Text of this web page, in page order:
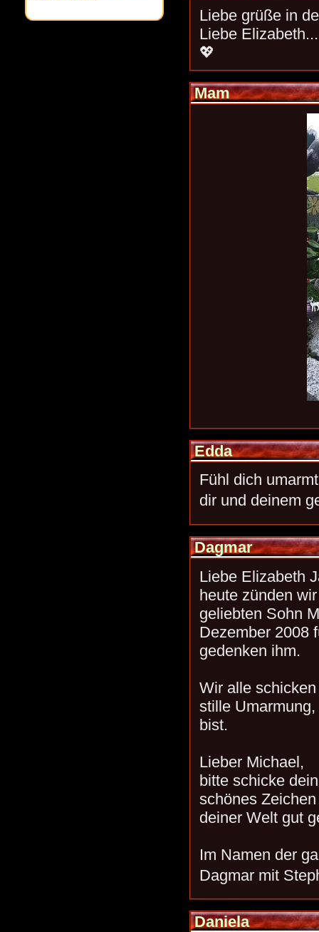
Liebe grüße in
Liebe
💖
Mam
Edda
Fühl dich
dir und deinem
Dagmar
Liebe Elizabeth
heute zünden
geliebten Sohn
Dezember 2008
gedenken ihm.
Wir alle
stille
bist.
Lieber Michael,
bitte schicke
schönes
deiner Welt gut
Im Namen der
Dagmar mit
Daniela